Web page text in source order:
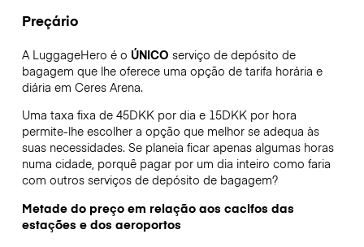
Preçário
A LuggageHero é o ÚNICO serviço de depósito de
bagagem que lhe oferece uma opção de tarifa horária e
diária em Ceres Arena.
Uma taxa fixa de 45DKK por dia e 15DKK por hora
permite-lhe escolher a opção que melhor se adequa às
suas necessidades. Se planeia ficar apenas algumas horas
numa cidade, porquê pagar por um dia inteiro como faria
com outros serviços de depósito de bagagem?
Metade do preço em relação aos cacifos das
estações e dos aeroportos